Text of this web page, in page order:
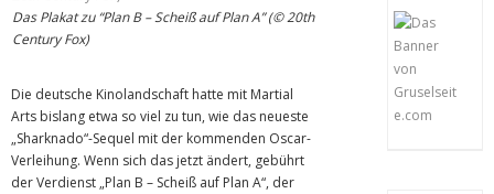
Das Plakat zu “Plan B – Scheiß auf Plan A” (© 20th
Century Fox)
Die deutsche Kinolandschaft hatte mit Martial
Arts bislang etwa so viel zu tun, wie das neueste
„Sharknado“-Sequel mit der kommenden Oscar-
Verleihung. Wenn sich das jetzt ändert, gebührt
der Verdienst „Plan B – Scheiß auf Plan A“, der